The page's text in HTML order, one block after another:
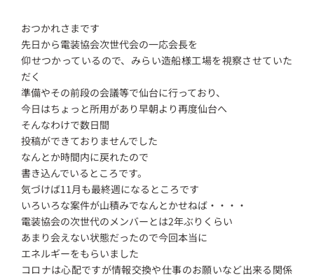
おつかれさまです
先日から電装協会次世代会の一応会長を
仰せつかっているので、みらい造船様工場を視察させていた
だく
準備やその前段の会議等で仙台に行っており、
今日はちょっと所用があり早朝より再度仙台へ
そんなわけで数日間
投稿ができておりませんでした
なんとか時間内に戻れたので
書き込んでいるところです。
気づけば11月も最終週になるところです
いろいろな案件が山積みでなんとかせねば・・・・
電装協会の次世代のメンバーとは2年ぶりくらい
あまり会えない状態だったので今回本当に
エネルギーをもらいました
コロナは心配ですが情報交換や仕事のお願いなど出来る関係